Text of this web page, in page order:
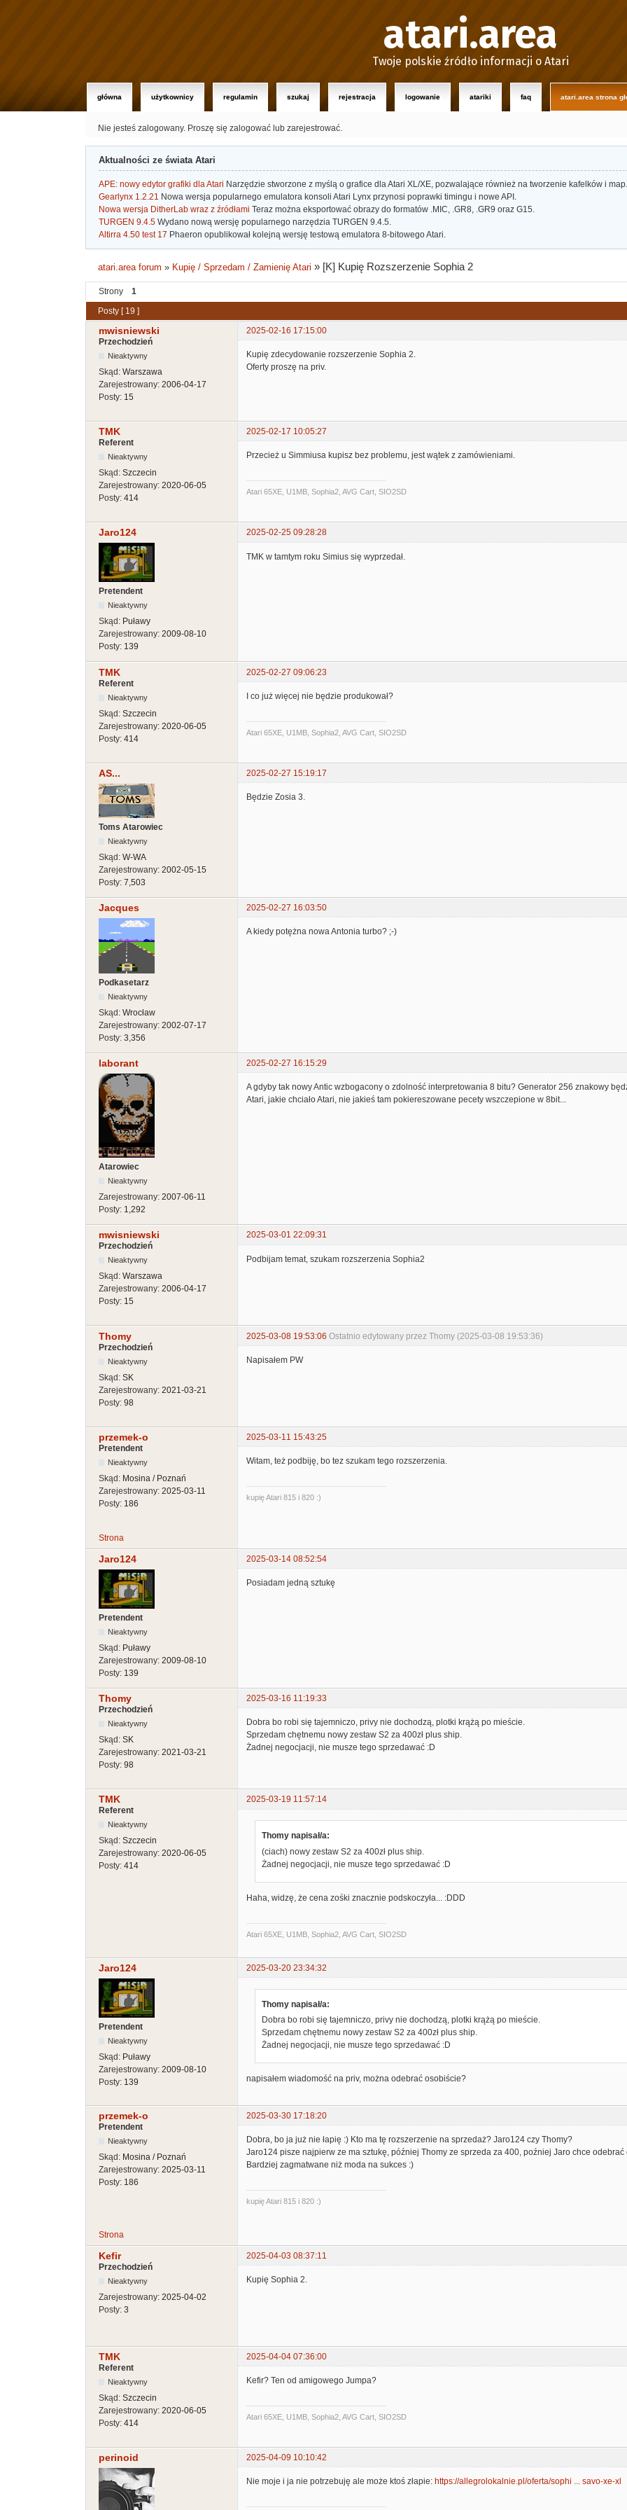
atari.area
Twoje polskie źródło informacji o Atari
główna użytkownicy regulamin szukaj rejestracja logowanie atariki faq atari.area strona
Nie jesteś zalogowany. Proszę się zalogować lub zarejestrować.
Aktualności ze świata Atari
APE: nowy edytor grafiki dla Atari Narzędzie stworzone z myślą o grafice dla Atari XL/XE, pozwalające również na tworzenie kafelków i map.
Gearlynx 1.2.21 Nowa wersja popularnego emulatora konsoli Atari Lynx przynosi poprawki timingu i nowe API.
Nowa wersja DitherLab wraz z źródłami Teraz można eksportować obrazy do formatów .MIC, .GR8, .GR9 oraz G15.
TURGEN 9.4.5 Wydano nową wersję popularnego narzędzia TURGEN 9.4.5.
Altirra 4.50 test 17 Phaeron opublikował kolejną wersję testową emulatora 8-bitowego Atari.
atari.area forum » Kupię / Sprzedam / Zamienię Atari » [K] Kupię Rozszerzenie Sophia 2
Strony 1
Posty [ 19 ]
mwisniewski
2025-02-16 17:15:00
Przechodzień
Nieaktywny
Skąd: Warszawa
Zarejestrowany: 2006-04-17
Posty: 15
Kupię zdecydowanie rozszerzenie Sophia 2.
Oferty proszę na priv.
TMK
2025-02-17 10:05:27
Referent
Nieaktywny
Skąd: Szczecin
Zarejestrowany: 2020-06-05
Posty: 414
Przecież u Simmiusa kupisz bez problemu, jest wątek z zamówieniami.
Atari 65XE, U1MB, Sophia2, AVG Cart, SIO2SD
Jaro124 2025-02-25 09:28:28
Pretendent
Nieaktywny
Skąd: Puławy
Zarejestrowany: 2009-08-10
Posty: 139
TMK w tamtym roku Simius się wyprzedał.
TMK
2025-02-27 09:06:23
Referent
Nieaktywny
Skąd: Szczecin
Zarejestrowany: 2020-06-05
Posty: 414
I co już więcej nie będzie produkował?
Atari 65XE, U1MB, Sophia2, AVG Cart, SIO2SD
AS... 2025-02-27 15:19:17
Toms Atarowiec
Nieaktywny
Skąd: W-WA
Zarejestrowany: 2002-05-15
Posty: 7,503
Będzie Zosia 3.
Jacques 2025-02-27 16:03:50
Podkasetarz
Nieaktywny
Skąd: Wrocław
Zarejestrowany: 2002-07-17
Posty: 3,356
A kiedy potężna nowa Antonia turbo? ;-)
laborant 2025-02-27 16:15:29
Atarowiec
Nieaktywny
Zarejestrowany: 2007-06-11
Posty: 1,292
A gdyby tak nowy Antic wzbogacony o zdolność interpretowania 8 bitu? Generator 256 znakowy
Atari, jakie chciało Atari, nie jakieś tam pokiereszowane pecety wszczepione w 8bit...
mwisniewski
2025-03-01 22:09:31
Przechodzień
Nieaktywny
Skąd: Warszawa
Zarejestrowany: 2006-04-17
Posty: 15
Podbijam temat, szukam rozszerzenia Sophia2
Thomy 2025-03-08 19:53:06 Ostatnio edytowany przez Thomy (2025-03-08 19:53:36)
Przechodzień
Nieaktywny
Skąd: SK
Zarejestrowany: 2021-03-21
Posty: 98
Napisałem PW
przemek-o
2025-03-11 15:43:25
Pretendent
Nieaktywny
Skąd: Mosina / Poznań
Zarejestrowany: 2025-03-11
Posty: 186
Witam, też podbiję, bo tez szukam tego rozszerzenia.
kupię Atari 815 i 820 :)
Strona
Jaro124 2025-03-14 08:52:54
Pretendent
Nieaktywny
Skąd: Puławy
Zarejestrowany: 2009-08-10
Posty: 139
Posiadam jedną sztukę
Thomy
2025-03-16 11:19:33
Przechodzień
Nieaktywny
Skąd: SK
Zarejestrowany: 2021-03-21
Posty: 98
Dobra bo robi się tajemniczo, privy nie dochodzą, plotki krążą po mieście.
Sprzedam chętnemu nowy zestaw S2 za 400zł plus ship.
Żadnej negocjacji, nie musze tego sprzedawać :D
TMK
2025-03-19 11:57:14
Referent
Nieaktywny
Skąd: Szczecin
Zarejestrowany: 2020-06-05
Posty: 414
Thomy napisał/a:
(ciach) nowy zestaw S2 za 400zł plus ship.
Żadnej negocjacji, nie musze tego sprzedawać :D
Haha, widzę, że cena zośki znacznie podskoczyła... :DDD
Atari 65XE, U1MB, Sophia2, AVG Cart, SIO2SD
Jaro124 2025-03-20 23:34:32
Pretendent
Nieaktywny
Skąd: Puławy
Zarejestrowany: 2009-08-10
Posty: 139
Thomy napisał/a:
Dobra bo robi się tajemniczo, privy nie dochodzą, plotki krążą po mieście.
Sprzedam chętnemu nowy zestaw S2 za 400zł plus ship.
Żadnej negocjacji, nie musze tego sprzedawać :D
napisałem wiadomość na priv, można odebrać osobiście?
przemek-o
2025-03-30 17:18:20
Pretendent
Nieaktywny
Skąd: Mosina / Poznań
Zarejestrowany: 2025-03-11
Posty: 186
Dobra, bo ja już nie łapię :) Kto ma tę rozszerzenie na sprzedaż? Jaro124 czy Thomy?
Jaro124 pisze najpierw ze ma sztukę, później Thomy ze sprzeda za 400, poźniej Jaro chce odebrać
Bardziej zagmatwane niż moda na sukces :)
kupię Atari 815 i 820 :)
Strona
Kefir
2025-04-03 08:37:11
Przechodzień
Nieaktywny
Zarejestrowany: 2025-04-02
Posty: 3
Kupię Sophia 2.
TMK
2025-04-04 07:36:00
Referent
Nieaktywny
Skąd: Szczecin
Zarejestrowany: 2020-06-05
Posty: 414
Kefir? Ten od amigowego Jumpa?
Atari 65XE, U1MB, Sophia2, AVG Cart, SIO2SD
perinoid 2025-04-09 10:10:42
Nie moje i ja nie potrzebuję ale może ktoś złapie: https://allegrolokalnie.pl/oferta/sophi ... savo-xe-xl